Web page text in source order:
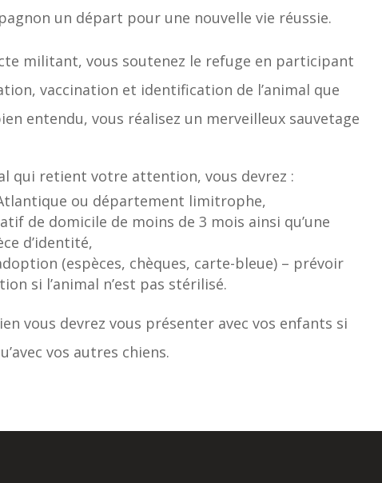
un départ pour une nouvelle vie réussie.
militant, vous soutenez le refuge en participant
vaccination et identification de l’animal que
entendu, vous réalisez un merveilleux sauvetage
qui retient votre attention, vous devrez :
ou département limitrophe,
de domicile de moins de 3 mois ainsi qu’une
d’identité,
(espèces, chèques, carte-bleue) – prévoir
si l’animal n’est pas stérilisé.
vous devrez vous présenter avec vos enfants si
vos autres chiens.